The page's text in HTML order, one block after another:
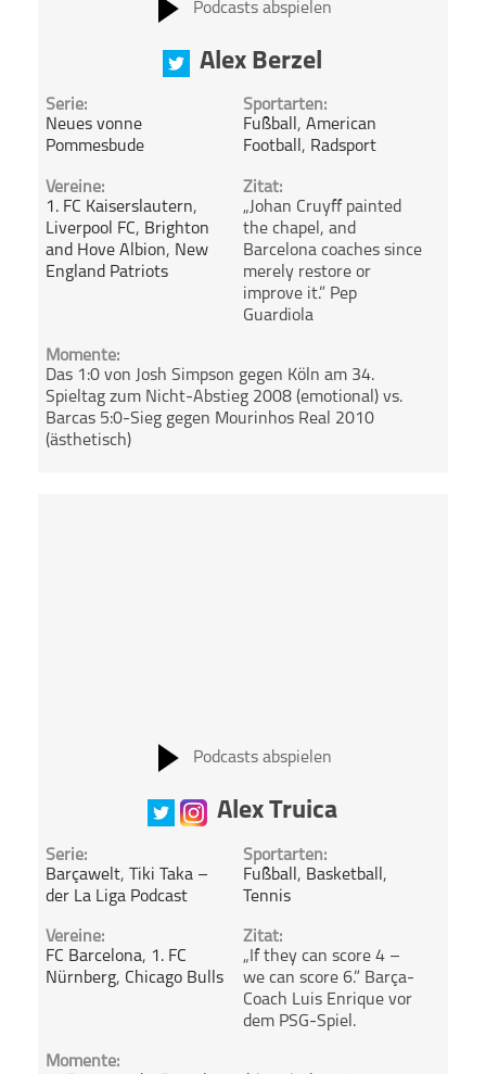
Podcasts abspielen
Alex Berzel
Serie:
Neues vonne
Pommesbude
Sportarten:
Fußball, American
Football, Radsport
Vereine:
1. FC Kaiserslautern,
Liverpool FC, Brighton
and Hove Albion, New
England Patriots
Zitat:
„Johan Cruyff painted
the chapel, and
Barcelona coaches since
merely restore or
improve it.” Pep
Guardiola
Momente:
Das 1:0 von Josh Simpson gegen Köln am 34.
Spieltag zum Nicht-Abstieg 2008 (emotional) vs.
Barcas 5:0-Sieg gegen Mourinhos Real 2010
(ästhetisch)
Podcasts abspielen
Alex Truica
Serie:
Barçawelt,
Tiki Taka –
der La Liga Podcast
Sportarten:
Fußball , Basketball ,
Tennis
Vereine:
FC Barcelona, 1. FC
Nürnberg, Chicago Bulls
Zitat:
„If they can score 4 –
we can score 6.” Barça-
Coach Luis Enrique vor
dem PSG-Spiel.
Momente: